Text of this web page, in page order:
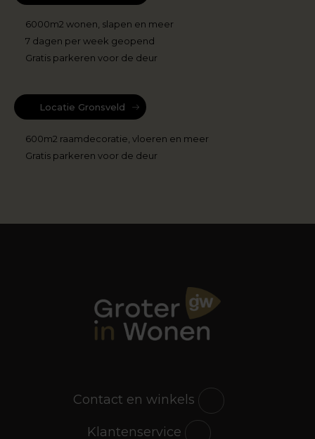
6000m2 wonen, slapen en meer
7 dagen per week geopend
Gratis parkeren voor de deur
Locatie Gronsveld
600m2 raamdecoratie, vloeren en meer
Gratis parkeren voor de deur
Contact en winkels
Klantenservice